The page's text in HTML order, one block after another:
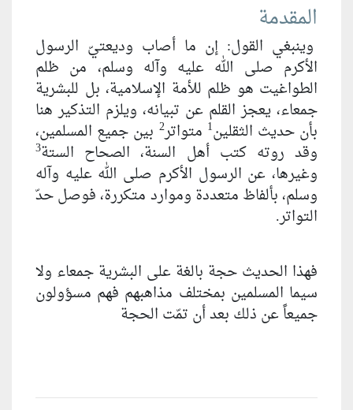
المقدمة
وينبغي القول: إن ما أصاب وديعتيّ الرسول
الأكرم صلى الله عليه وآله وسلم، من ظلم
الطواغيت هو ظلم للأمة الإسلامية، بل للبشرية
جمعاء، يعجز القلم عن تبيانه، ويلزم التذكير هنا
بأن حديث الثقلين1 متواتر2 بين جميع المسلمين،
وقد روته كتب أهل السنة، الصحاح الستة3
وغيرها، عن الرسول الأكرم صلى الله عليه وآله
وسلم، بألفاظ متعددة وموارد متكررة، فوصل حدّ
التواتر.
فهذا الحديث حجة بالغة على البشرية جمعاء ولا
سيما المسلمين بمختلف مذاهبهم فهم مسؤولون
جميعاً عن ذلك بعد أن تمّت الحجة